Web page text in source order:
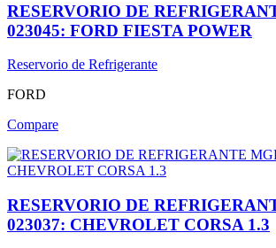
RESERVORIO DE
023045: FORD FIESTA POWER
Reservorio de Refrigerante
FORD
Compare
RESERVORIO DE
023037: CHEVROLET CORSA 1.3